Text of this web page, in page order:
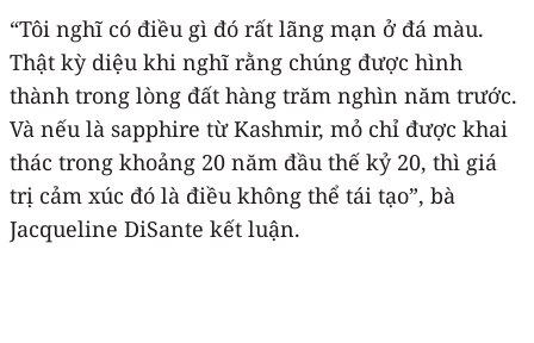
“Tôi nghĩ có điều gì đó rất lãng mạn ở đá màu.
Thật kỳ diệu khi nghĩ rằng chúng được hình
thành trong lòng đất hàng trăm nghìn năm trước.
Và nếu là sapphire từ Kashmir, mỏ chỉ được khai
thác trong khoảng 20 năm đầu thế kỷ 20, thì giá
trị cảm xúc đó là điều không thể tái tạo”, bà
Jacqueline DiSante kết luận.